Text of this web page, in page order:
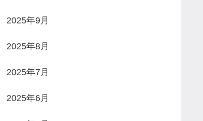
2025年9月
2025年8月
2025年7月
2025年6月